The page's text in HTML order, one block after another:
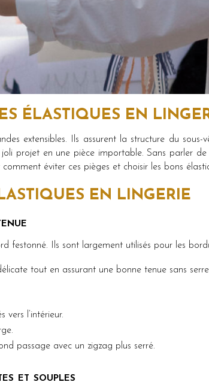
ÉLASTIQUES EN
extensibles. Ils assurent la structure du
projet en une pièce importable. Sans parler
éviter ces pièges et choisir les bons
EN LINGERIE
festonné. Ils sont largement utilisés pour les
tout en assurant une bonne tenue sans
vers l’intérieur.
passage avec un zigzag plus serré.
et souples